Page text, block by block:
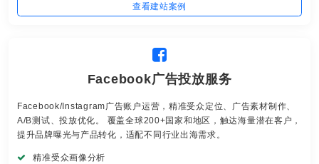
查看建站案例
Facebook广告投放服务
Facebook/Instagram广告账户运营，精准受众定位、广告素材制作、
A/B测试、投放优化。 覆盖全球200+国家和地区，触达海量潜在客户，
提升品牌曝光与产品转化，适配不同行业出海需求。
精准受众画像分析